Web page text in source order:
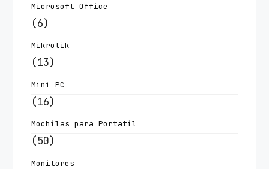
Microsoft Office
(6)
Mikrotik
(13)
Mini PC
(16)
Mochilas para Portatil
(50)
Monitores